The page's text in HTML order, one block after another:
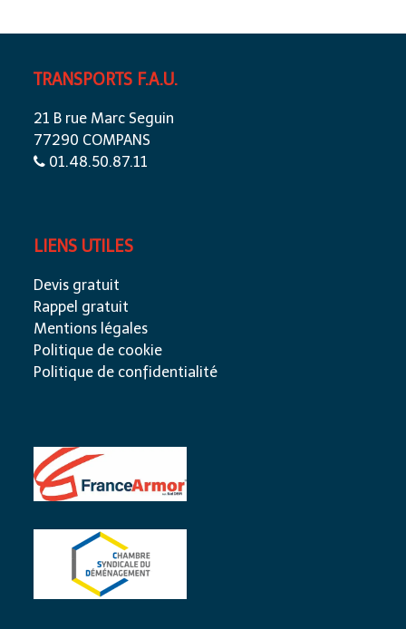
TRANSPORTS F.A.U.
21 B rue Marc Seguin
77290 COMPANS
01.48.50.87.11
LIENS UTILES
Devis gratuit
Rappel gratuit
Mentions légales
Politique de cookie
Politique de confidentialité